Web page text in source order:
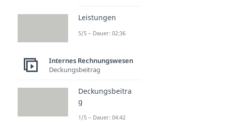
Leistungen
5/5 – Dauer: 02:36
Internes Rechnungswesen
Deckungsbeitrag
Deckungsbeitra
g
1/5 – Dauer: 04:42